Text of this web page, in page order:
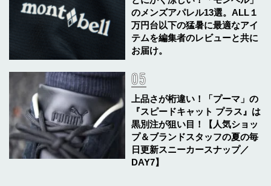
のメンズアパレル13選。ALL１
万円台以下の猛暑に最適なアイ
テムを編集者のレビューと共に
お届け。
上品さが桁違い！「プーマ」の
『スピードキャット プラス』は
黒別注が狙い目！【人気ショッ
プ＆ブランドスタッフの夏の毎
日更新スニーカースナップ／
DAY7】